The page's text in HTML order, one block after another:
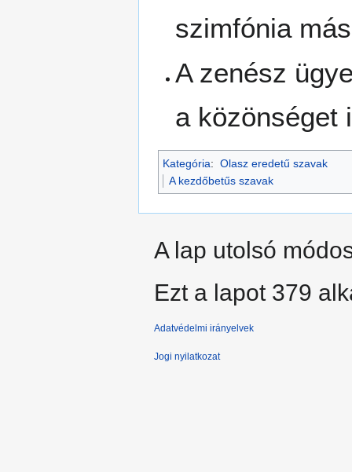
szimfónia
A zenész
a közönséget
Kategória: Olasz eredetű szavak
A kezdőbetűs szavak
A lap utolsó
Ezt a lapot 379
Adatvédelmi irányelvek
Jogi nyilatkozat